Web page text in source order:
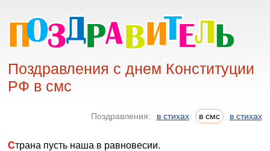
Поздравления с днем Конституции
РФ в смс
Поздравления: в стихах в смс в стихах
Страна пусть наша в равновесии.